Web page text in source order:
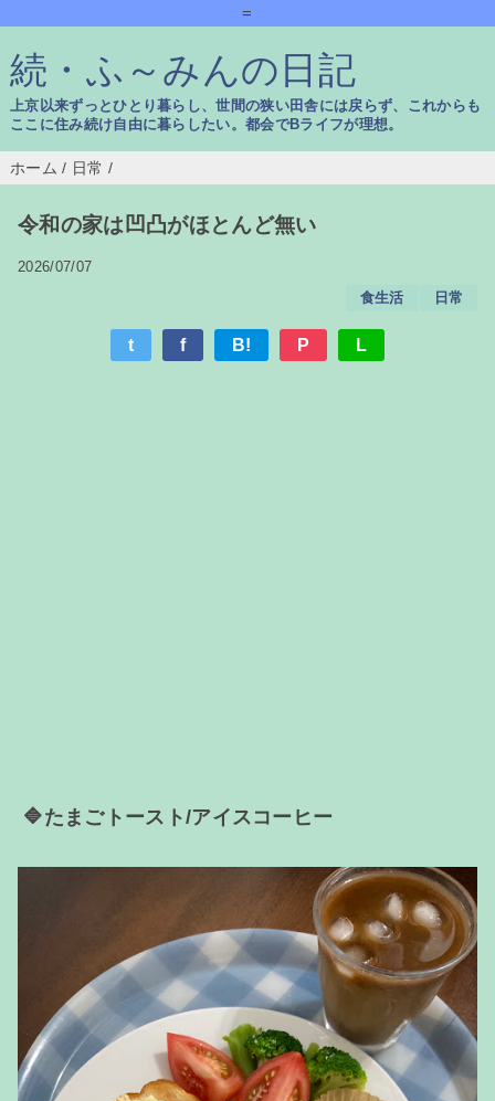
=
続・ふ～みんの日記
上京以来ずっとひとり暮らし、世間の狭い田舎には戻らず、これからも
ここに住み続け自由に暮らしたい。都会でBライフが理想。
ホーム / 日常 /
令和の家は凹凸がほとんど無い
2026/07/07
食生活
日常
t f B! P L
🔷たまごトースト/アイスコーヒー